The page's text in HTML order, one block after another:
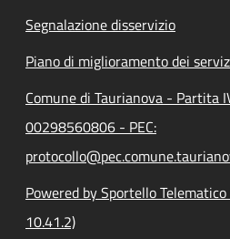
Segnalazione disservizio
Piano di miglioramento dei
Comune di Taurianova - Partita
00298560806 - PEC:
Powered by Sportello
10.41.2)